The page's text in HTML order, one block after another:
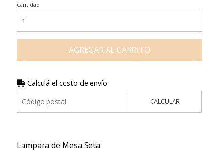
Cantidad
AGREGAR AL CARRITO
Calculá el costo de envío
CALCULAR
Lampara de Mesa Seta